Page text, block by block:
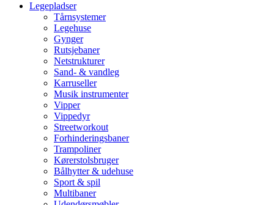
Legepladser
Tårnsystemer
Legehuse
Gynger
Rutsjebaner
Netstrukturer
Sand- & vandleg
Karruseller
Musik instrumenter
Vipper
Vippedyr
Streetworkout
Forhinderingsbaner
Trampoliner
Kørerstolsbruger
Bålhytter & udehuse
Sport & spil
Multibaner